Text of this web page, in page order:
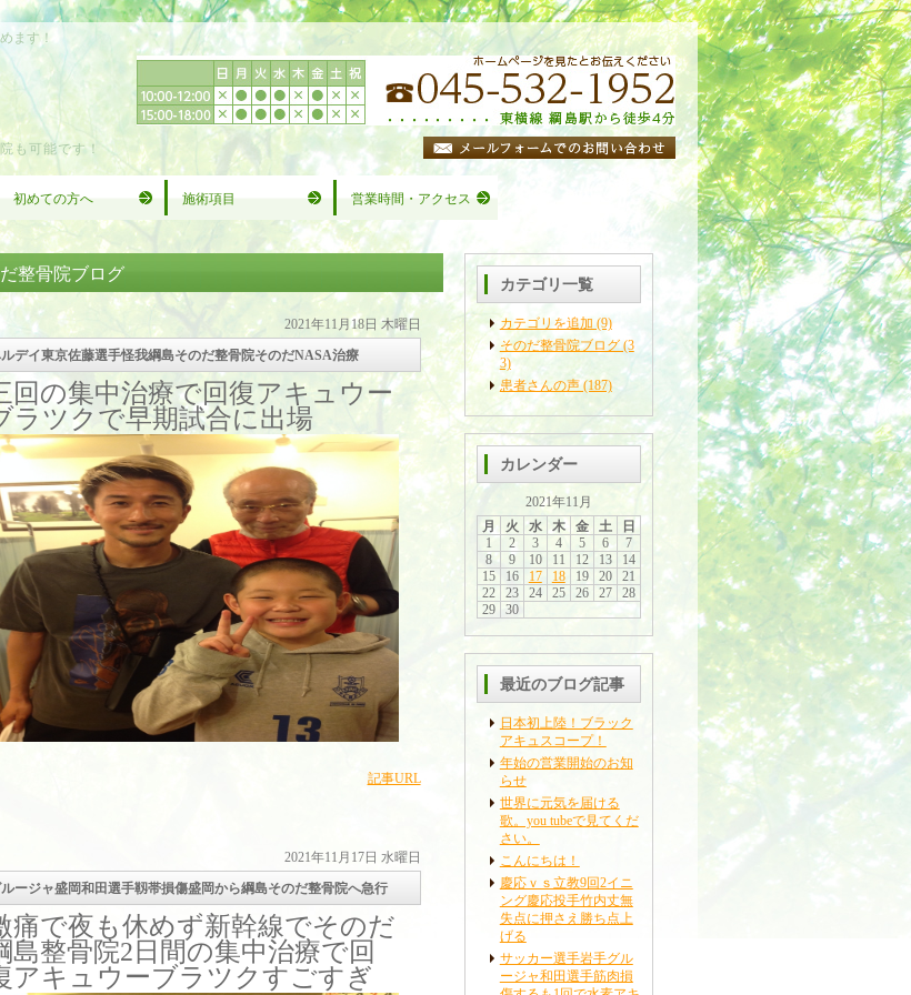
ます！
も可能です！
初めての方へ 施術項目 営業時間・アクセス
整骨院ブログ
2021年11月18日 木曜日
デイ東京佐藤選手怪我綱島そのだ整骨院そのだNASA治療
回の集中治療で回復アキュウー
ラツクで早期試合に出場
記事URL
2021年11月17日 水曜日
ージャ盛岡和田選手靱帯損傷盛岡から綱島そのだ整骨院へ急行
痛で夜も休めず新幹線でそのだ
島整骨院2日間の集中治療で回
アキュウーブラツクすごすぎ
カテゴリ一覧
カテゴリを追加 (9)
そのだ整骨院ブログ (3
3)
患者さんの声 (187)
カレンダー
2021年11月
月
火 水 木 金 土
日
1
2 3 4 5 6
7
8
9 10 11 12 13
14
15
16 17 18 19 20
21
22
23 24 25 26 27
28
29
30
最近のブログ記事
日本初上陸！ブラック
アキュスコープ！
年始の営業開始のお知
らせ
世界に元気を届ける
歌。you tubeで見てくだ
さい。
こんにちは！
慶応ｖｓ立教9回2イニ
ング慶応投手竹内丈無
失点に押さえ勝ち点上
げる
サッカー選手岩手グル
ージャ和田選手筋肉損